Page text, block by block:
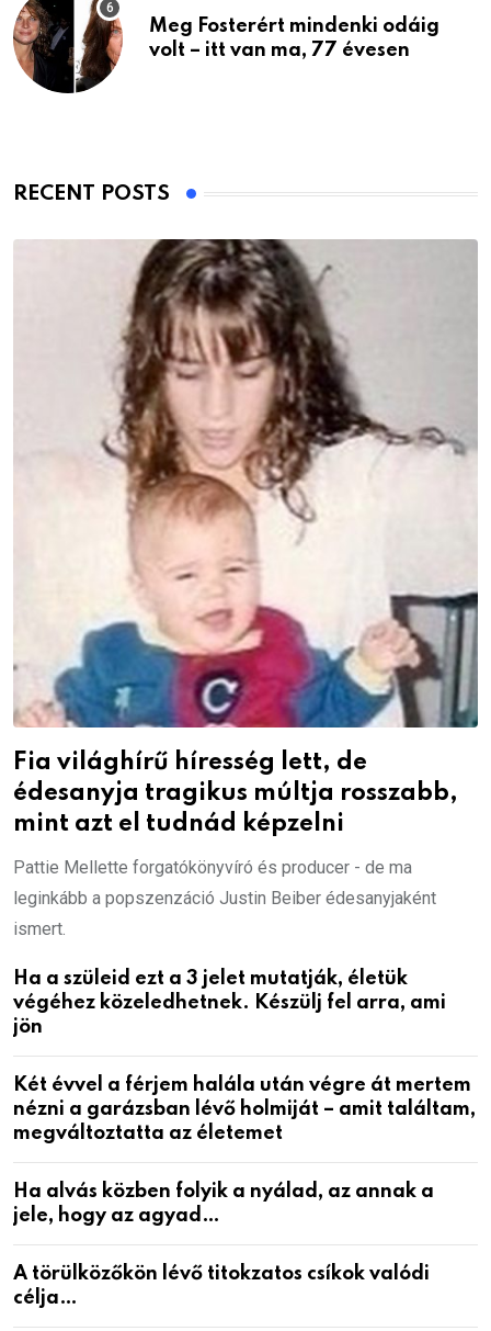
Meg Fosterért mindenki odáig
volt – itt van ma, 77 évesen
RECENT POSTS
Fia világhírű híresség lett, de
édesanyja tragikus múltja rosszabb,
mint azt el tudnád képzelni
Pattie Mellette forgatókönyvíró és producer - de ma
leginkább a popszenzáció Justin Beiber édesanyjaként
ismert.
Ha a szüleid ezt a 3 jelet mutatják, életük
végéhez közeledhetnek. Készülj fel arra, ami
jön
Két évvel a férjem halála után végre át mertem
nézni a garázsban lévő holmiját – amit találtam,
megváltoztatta az életemet
Ha alvás közben folyik a nyálad, az annak a
jele, hogy az agyad…
A törülközőkön lévő titokzatos csíkok valódi
célja…